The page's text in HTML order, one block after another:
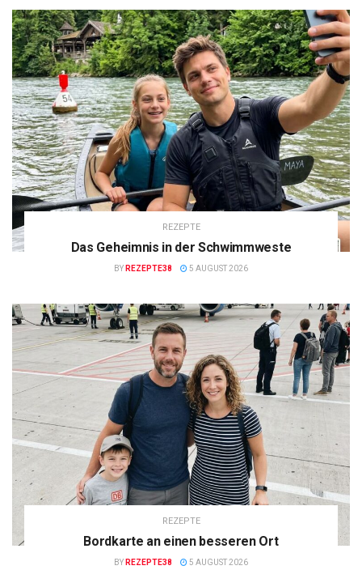
REZEPTE
Das Geheimnis in der Schwimmweste
BY REZEPTE38 5 AUGUST 2026
REZEPTE
Bordkarte an einen besseren Ort
BY REZEPTE38 5 AUGUST 2026